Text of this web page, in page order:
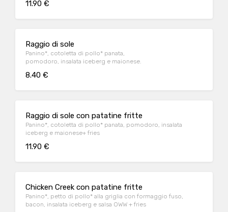
11.90 €
Raggio di sole
Panino*, cotoletta di pollo* panata,
pomodoro, insalata iceberg e maionese.
8.40 €
Raggio di sole con patatine fritte
Panino*, cotoletta di pollo* panata, pomodoro, insalata
iceberg e maionese+ fries
11.90 €
Chicken Creek con patatine fritte
Panino*, petto di pollo* alla griglia con formaggio fuso,
bacon, insalata iceberg e salsa OWW + fries